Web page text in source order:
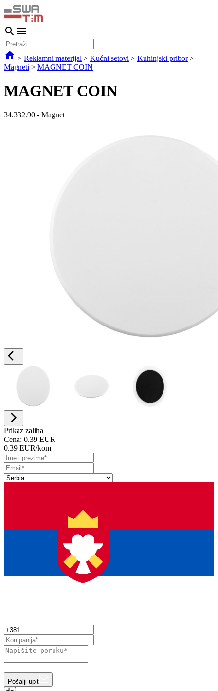
> Reklamni materijal > Kućni setovi > Kuhinjski pribor>
Magneti > MAGNET COIN
MAGNET COIN
34.332.90 - Magnet
Prikaz zaliha
Cena: 0.39 EUR
0.39 EUR/kom
Pošalji upit